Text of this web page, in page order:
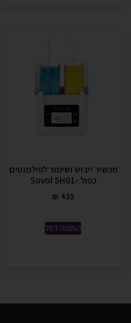
מכשיר ייבוש ושימור לפילמנטים
כפול -Sovol SH01
₪ 435
הוספה לסל